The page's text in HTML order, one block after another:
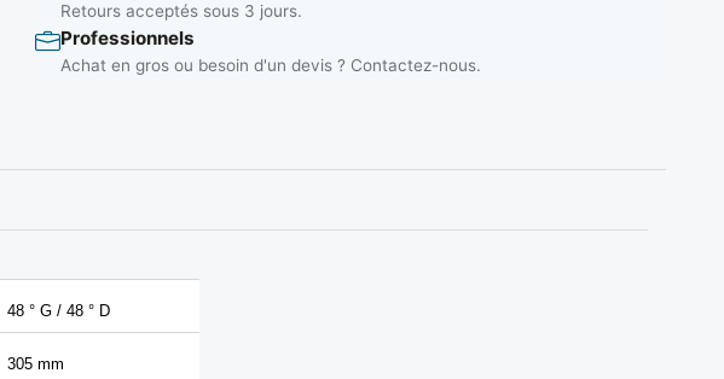
Retours acceptés sous 3 jours.
Professionnels
Achat en gros ou besoin d'un devis ? Contactez-nous.
48 ° G / 48 ° D
305 mm